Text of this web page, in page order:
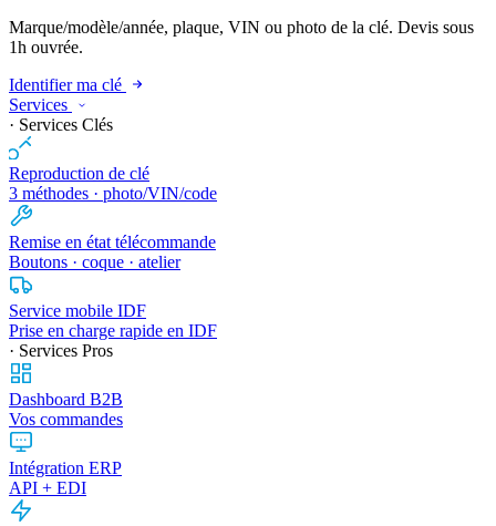
Marque/modèle/année, plaque, VIN ou photo de la clé. Devis sous
1h ouvrée.
Identifier ma clé
Services
· Services Clés
Reproduction de clé
3 méthodes · photo/VIN/code
Remise en état télécommande
Boutons · coque · atelier
Service mobile IDF
Prise en charge rapide en IDF
· Services Pros
Dashboard B2B
Vos commandes
Intégration ERP
API + EDI